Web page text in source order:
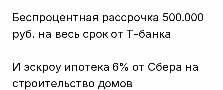
Беспроцентная рассрочка 500.000
руб. на весь срок от Т-банка
И эскроу ипотека 6% от Сбера на
строительство домов